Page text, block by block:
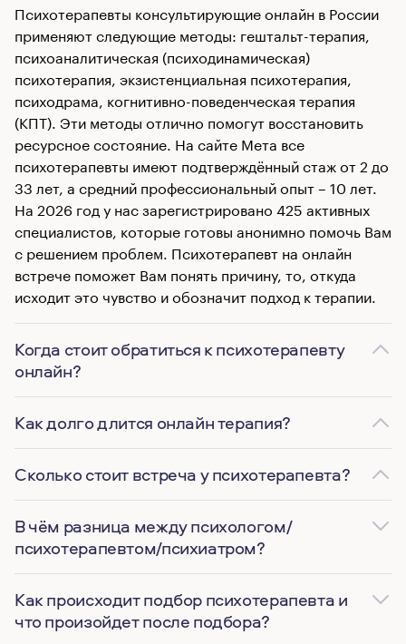
Психотерапевты консультирующие онлайн в России
применяют следующие методы: гештальт-терапия,
психоаналитическая (психодинамическая)
психотерапия, экзистенциальная психотерапия,
психодрама, когнитивно-поведенческая терапия
(КПТ). Эти методы отлично помогут восстановить
ресурсное состояние. На сайте Мета все
психотерапевты имеют подтверждённый стаж от 2 до
33 лет, а средний профессиональный опыт – 10 лет.
На 2026 год у нас зарегистрировано 425 активных
специалистов, которые готовы анонимно помочь Вам
с решением проблем. Психотерапевт на онлайн
встрече поможет Вам понять причину, то, откуда
исходит это чувство и обозначит подход к терапии.
Когда стоит обратиться к психотерапевту
онлайн?
Как долго длится онлайн терапия?
Сколько стоит встреча у психотерапевта?
В чём разница между психологом/
психотерапевтом/психиатром?
Как происходит подбор психотерапевта и
что произойдет после подбора?